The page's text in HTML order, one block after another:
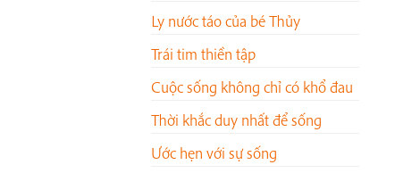
Ly nước táo của bé Thủy
Trái tim thiền tập
Cuộc sống không chỉ có khổ đau
Thời khắc duy nhất để sống
Ước hẹn với sự sống